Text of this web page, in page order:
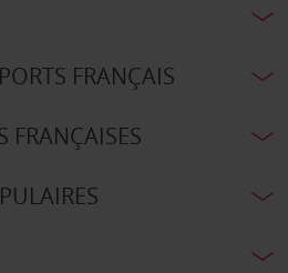
FRANÇAIS
FRANÇAISES